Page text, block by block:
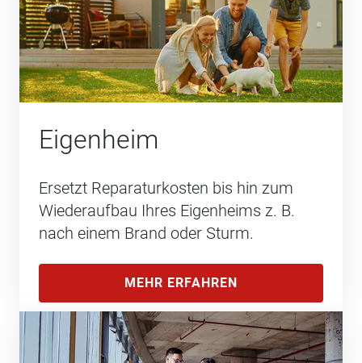
Eigenheim
Ersetzt Reparaturkosten bis hin zum
Wiederaufbau Ihres Eigenheims z. B.
nach einem Brand oder Sturm.
MEHR ERFAHREN